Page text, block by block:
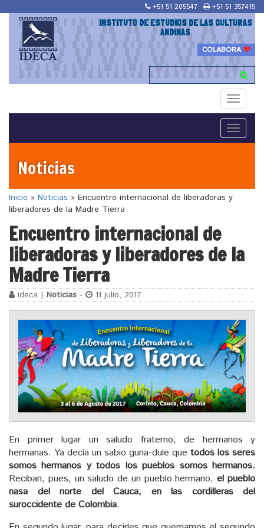
+51 51 205547 +51 51 357415
INSTITUTO DE ESTUDIOS DE LAS CULTURAS
ANDINAS
COLABORA
Toggle
Toggle
Noticias
Inicio » Noticias » Encuentro internacional de liberadoras y
liberadores de la Madre Tierra
Encuentro internacional de
liberadoras y liberadores de la
Madre Tierra
ideca | Noticias - 11 julio, 2017
En primer lugar un saludo fraterno, de hermanos y
hermanas. Ya decía un sabio guna-dule que todos los seres
somos hermanos y todos los pueblos somos hermanos.
Reciban, pues, un saludo de un pueblo hermano, el pueblo
nasa del norte del Cauca, en las cordilleras del
suroccidente de Colombia.